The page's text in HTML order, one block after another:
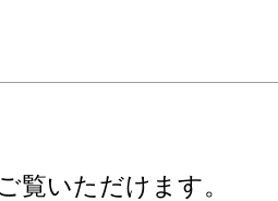
覧いただけます。